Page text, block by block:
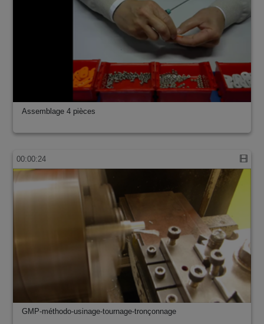
Assemblage 4 pièces
00:00:24
GMP-méthodo-usinage-tournage-tronçonnage